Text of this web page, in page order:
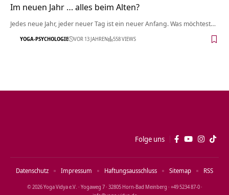
Im neuen Jahr … alles beim Alten?
Jedes neue Jahr, jeder neuer Tag ist ein neuer Anfang. Was möchtest…
YOGA-PSYCHOLOGIE VOR 13 JAHREN 558 VIEWS
Folge uns
© 2026 Yoga Vidya e.V. · Yogaweg 7 · 32805 Horn‑Bad Meinberg · +49 5234 87‑0 ·
Datenschutz Impressum Haftungsausschluss Sitemap RSS